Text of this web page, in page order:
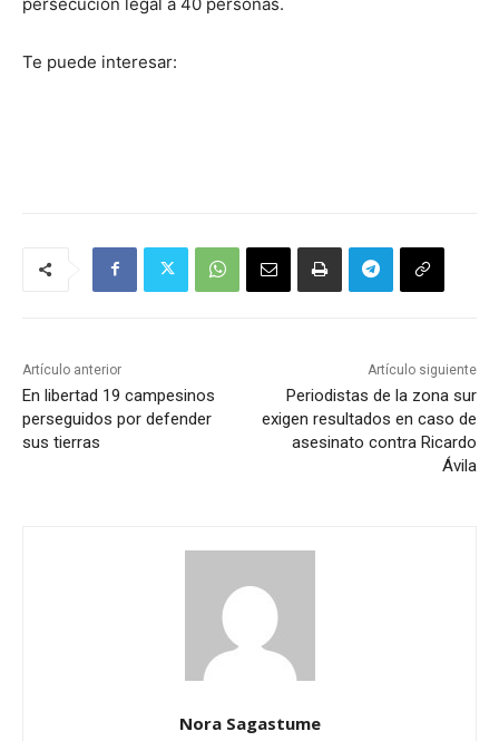
Te puede interesar:
Artículo anterior
En libertad 19 campesinos
perseguidos por defender
sus tierras
Artículo siguiente
Periodistas de la zona sur
exigen resultados en caso de
asesinato contra Ricardo
Ávila
Nora Sagastume